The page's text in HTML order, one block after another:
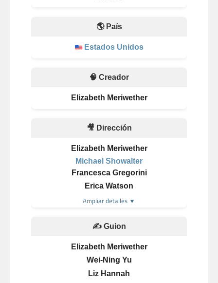
🌎 País
Estados Unidos
🧠 Creador
Elizabeth Meriwether
🎥 Dirección
Elizabeth Meriwether
Michael Showalter
Francesca Gregorini
Erica Watson
Ampliar detalles ▼
✍️ Guion
Elizabeth Meriwether
Wei-Ning Yu
Liz Hannah